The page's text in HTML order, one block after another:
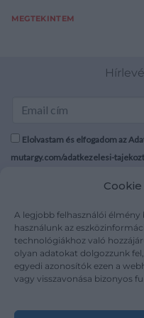
A legjobb felhasználói
használunk az
technológiákhoz való
olyan adatokat dolgozzunk
egyedi azonosítók ezen a
vagy visszavonása bizonyos
MEGTEKINTEM
Elolvastam és elfogadom az
mutargy.com/adatkezelesi-
Médiaajánlat
Karrier
Kapcsolat